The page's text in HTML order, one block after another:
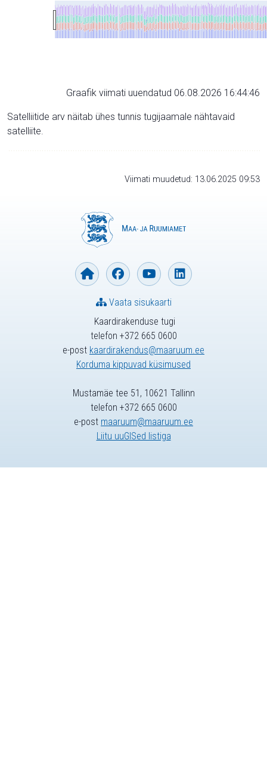
Graafik viimati uuendatud 06.08.2026 16:44:46
Satelliitide arv näitab ühes tunnis tugijaamale nähtavaid
satelliite.
Viimati muudetud: 13.06.2025 09:53
Kaardirakenduse tugi
telefon +372 665 0600
e-post kaardirakendus@maaruum.ee
Korduma kippuvad küsimused
Vaata sisukaarti
Mustamäe tee 51, 10621 Tallinn
telefon +372 665 0600
e-post maaruum@maaruum.ee
Liitu uuGISed listiga